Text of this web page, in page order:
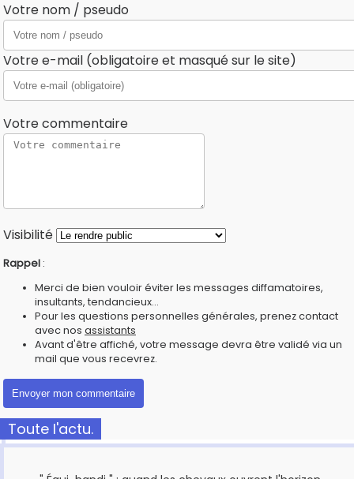
Votre nom / pseudo
Votre e-mail (obligatoire et masqué sur le site)
Votre commentaire
Visibilité
Rappel :
Merci de bien vouloir éviter les messages diffamatoires,
insultants, tendancieux...
Pour les questions personnelles générales, prenez contact
avec nos assistants
Avant d'être affiché, votre message devra être validé via un
mail que vous recevrez.
Toute l'actu.